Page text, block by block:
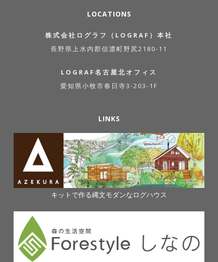
LOCATIONS
株式会社ログラフ（LOGRAF）本社
長野県上水内郡信濃町野尻2180-11
LOGRAF名古屋北オフィス
愛知県小牧市春日寺3-203-1F
LINKS
キットで作る縄文モダンなログハウス